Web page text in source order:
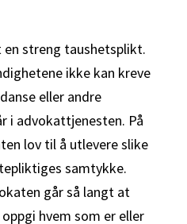
streng taushetsplikt.
ikke kan kreve
eller andre
i advokattjenesten. På
lov til å utlevere slike
samtykke.
går så langt at
hvem som er eller